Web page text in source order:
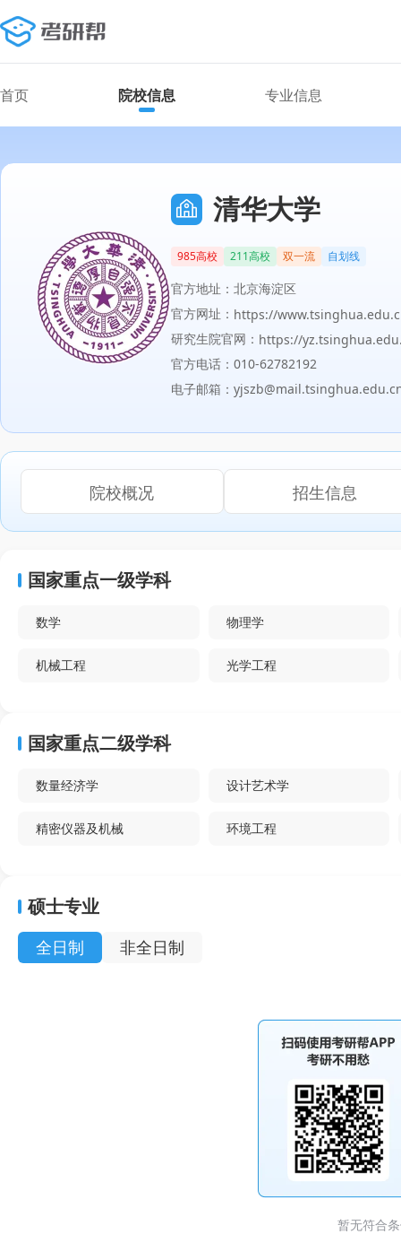
首页 院校信息 专业信息
清华大学
985高校 211高校 双一流 自划线
官方地址：北京海淀区
官方网址： https://
研究生院官网： https://
官方电话：010-62782192
电子邮箱：
院校概况 招生信息
国家重点一级学科
数学 物理学
机械工程 光学工程
计算机科学与技术
化学工程与技术 核科学与技术
工商管理 药学
国家重点二级学科
数量经济学 设计艺术学
精密仪器及机械 环境工程
麻醉学
硕士专业
全日制 非全日制
暂无符合